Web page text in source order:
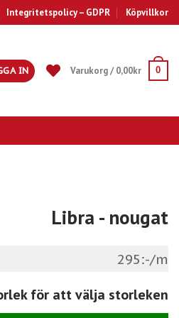
Integritetspolicy – GDPR Köpvillkor
IN Varukorg /0,00kr 0
Libra - nougat
295:-/m
för att välja storleken